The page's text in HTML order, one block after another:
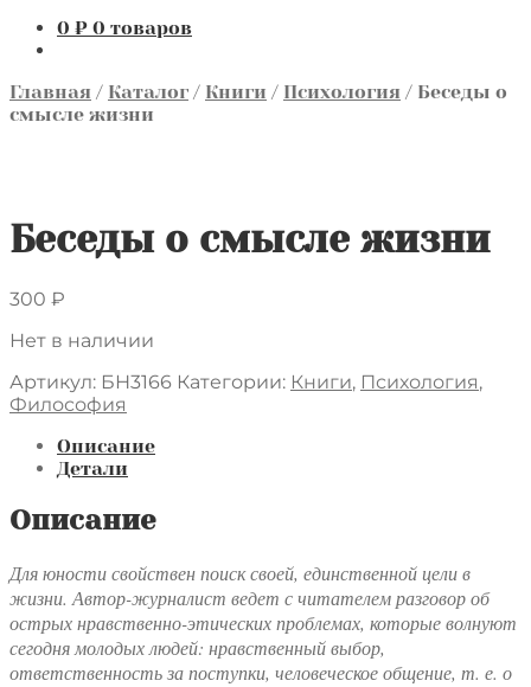
0 ₽ 0 товаров
Главная / Каталог / Книги / Психология / Беседы о
смысле жизни
Беседы о смысле жизни
300 ₽
Нет в наличии
Артикул: БН3166 Категории: Книги, Психология,
Философия
Описание
Детали
Описание
Для юности свойствен поиск своей, единственной цели в
жизни. Автор-журналист ведет с читателем разговор об
острых нравственно-этических проблемах, которые волнуют
сегодня молодых людей: нравственный выбор,
ответственность за поступки, человеческое общение, т. е. о